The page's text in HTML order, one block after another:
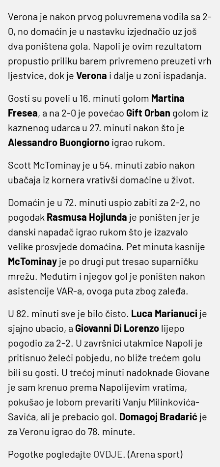
Verona je nakon prvog poluvremena vodila sa 2-
0, no domaćin je u nastavku izjednačio uz još
dva poništena gola. Napoli je ovim rezultatom
propustio priliku barem privremeno preuzeti vrh
ljestvice, dok je Verona i dalje u zoni ispadanja.
Gosti su poveli u 16. minuti golom Martina
Fresea, a na 2-0 je povećao Gift Orban golom iz
kaznenog udarca u 27. minuti nakon što je
Alessandro Buongiorno igrao rukom.
Scott McTominay je u 54. minuti zabio nakon
ubačaja iz kornera vrativši domaćine u život.
Domaćin je u 72. minuti uspio zabiti za 2-2, no
pogodak Rasmusa Hojlunda je poništen jer je
danski napadač igrao rukom što je izazvalo
velike prosvjede domaćina. Pet minuta kasnije
McTominay je po drugi put tresao suparničku
mrežu. Međutim i njegov gol je poništen nakon
asistencije VAR-a, ovoga puta zbog zaleđa.
U 82. minuti sve je bilo čisto. Luca Marianuci je
sjajno ubacio, a Giovanni Di Lorenzo lijepo
pogodio za 2-2. U završnici utakmice Napoli je
pritisnuo želeći pobjedu, no bliže trećem golu
bili su gosti. U trećoj minuti nadoknade Giovane
je sam krenuo prema Napolijevim vratima,
pokušao je lobom prevariti Vanju Milinkovića-
Savića, ali je prebacio gol. Domagoj Bradarić je
za Veronu igrao do 78. minute.
Pogotke pogledajte OVDJE. (Arena sport)